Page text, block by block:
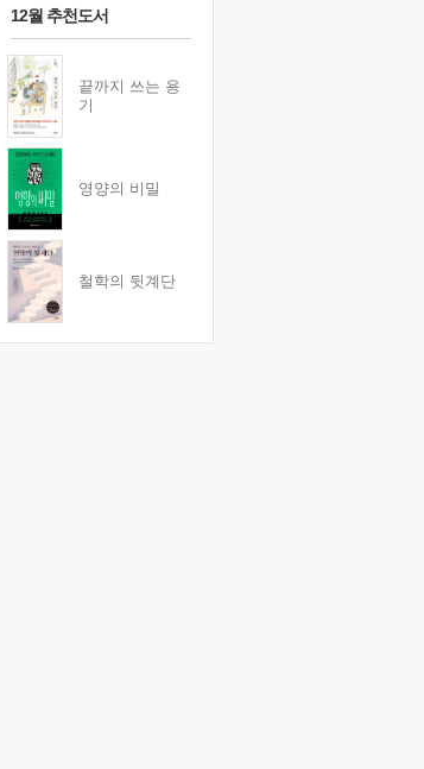
12월 추천도서
끝까지 쓰는 용
기
영양의 비밀
철학의 뒷계단